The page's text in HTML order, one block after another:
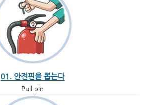
01. 안전핀을 뽑는다
Pull pin